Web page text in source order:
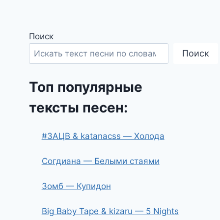
Поиск
Поиск
Топ популярные
тексты песен:
#ЗАЦВ & katanacss — Холода
Согдиана — Белыми стаями
Зомб — Купидон
Big Baby Tape & kizaru — 5 Nights